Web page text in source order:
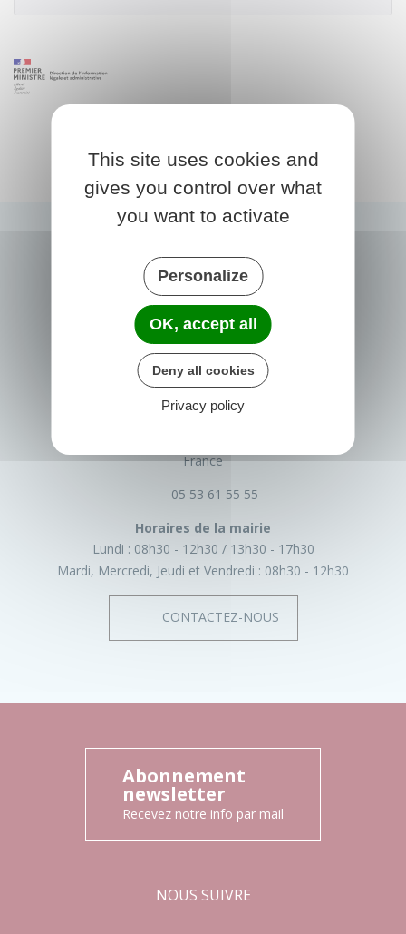
PRIGONRIEUX
France
05 53 61 55 55
Horaires de la mairie
Lundi : 08h30 - 12h30
13h30 - 17h30
Mardi, Mercredi, Jeudi et Vendredi : 08h30 - 12h30
CONTACTEZ-NOUS
Abonnement
newsletter
Recevez notre info par mail
NOUS SUIVRE
This site uses cookies and
gives you control over what
you want to activate
Personalize
OK, accept all
Deny all cookies
Privacy policy